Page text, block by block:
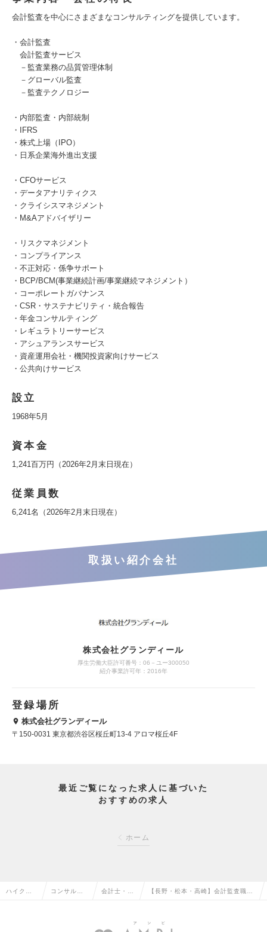
会計監査を中心にさまざまなコンサルティングを提供しています。
・会計監査
会計監査サービス
－監査業務の品質管理体制
－グローバル監査
－監査テクノロジー
・内部監査・内部統制
・IFRS
・株式上場（IPO）
・日系企業海外進出支援
・CFOサービス
・データアナリティクス
・クライシスマネジメント
・M&Aアドバイザリー
・リスクマネジメント
・コンプライアンス
・不正対応・係争サポート
・BCP/BCM(事業継続計画/事業継続マネジメント）
・コーポレートガバナンス
・CSR・サステナビリティ・統合報告
・年金コンサルティング
・レギュラトリーサービス
・アシュアランスサービス
・資産運用会社・機関投資家向けサービス
・公共向けサービス
設立
1968年5月
資本金
1,241百万円（2026年2月末日現在）
従業員数
6,241名（2026年2月末日現在）
取扱い紹介会社
株式会社グランディール
厚生労働大臣許可番号：06－ユー300050
紹介事業許可年：2016年
登録場所
株式会社グランディール
〒150-0031 東京都渋谷区桜丘町13-4 アロマ桜丘4F
最近ご覧になった求人に基づいた
おすすめの求人
ホーム
ハイクラ コンサルタ 会計士・税 【長野・松本・高崎】会計監査職